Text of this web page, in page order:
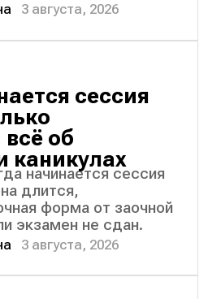
3 августа, 2026
сессия
об
каникулах
начинается сессия
длится,
форма от заочной
экзамен не сдан.
3 августа, 2026